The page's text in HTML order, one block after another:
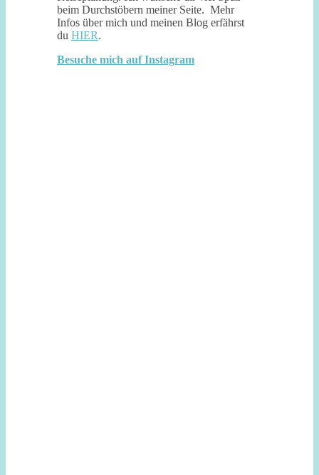
beim Durchstöbern meiner Seite. Mehr
Infos über mich und meinen Blog erfährst
du HIER.
Besuche mich auf Instagram